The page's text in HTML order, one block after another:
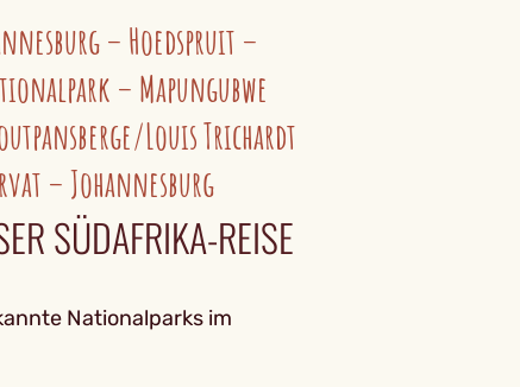
– Hoedspruit –
– Mapungubwe
Louis Trichardt
– Johannesburg
SÜDAFRIKA-REISE
Nationalparks im